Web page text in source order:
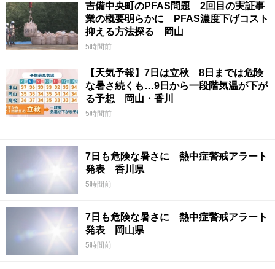
吉備中央町のPFAS問題 2回目の実証事
業の概要明らかに PFAS濃度下げコスト
抑える方法探る 岡山
5時間前
【天気予報】7日は立秋 8日までは危険
な暑さ続くも…9日から一段階気温が下が
る予想 岡山・香川
5時間前
7日も危険な暑さに 熱中症警戒アラート
発表 香川県
5時間前
7日も危険な暑さに 熱中症警戒アラート
発表 岡山県
5時間前